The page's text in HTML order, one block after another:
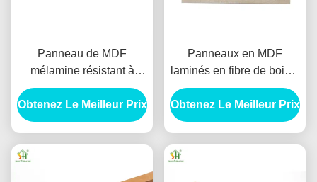
Panneau de MDF
mélamine résistant à
l'abrasion 9 mm Panneau
de MDF résistant à l'eau
Obtenez Le Meilleur Prix
Panneaux en MDF
laminés en fibre de bois à
densité moyenne
résistant aux termites
Obtenez Le Meilleur Prix